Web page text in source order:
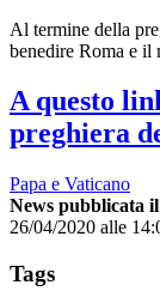
Al termine della
benedire Roma e il
A questo
preghiera
Papa e Vaticano
News pubblicata
26/04/2020 alle
Tags